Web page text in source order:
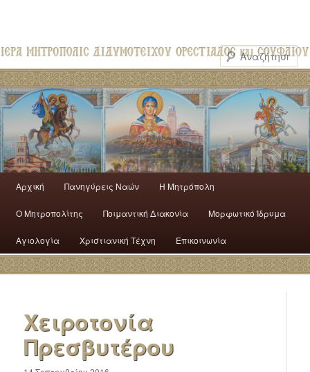
Αρχική Πανηγύρεις Ναών H Mητρόπολη
Ο Mητροπολίτης Ποιμαντική Διακονία Μορφωτικό Ίδρυμα
Αγιολογία Χριστιανική Τέχνη Επικοινωνία
Χειροτονία
Πρεσβυτέρου